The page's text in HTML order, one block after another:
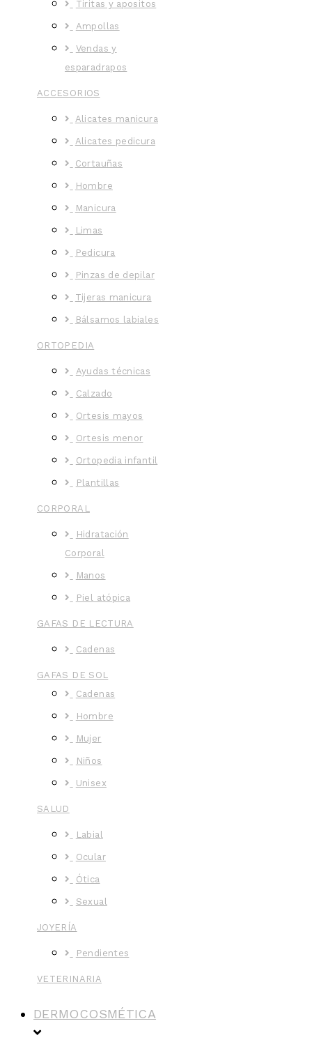
Tiritas y apositos
Ampollas
Vendas y
esparadrapos
ACCESORIOS
Alicates manicura
Alicates pedicura
Cortauñas
Hombre
Manicura
Limas
Pedicura
Pinzas de depilar
Tijeras manicura
Bálsamos labiales
ORTOPEDIA
Ayudas técnicas
Calzado
Ortesis mayos
Ortesis menor
Ortopedia infantil
Plantillas
CORPORAL
Hidratación
Corporal
Manos
Piel atópica
GAFAS DE LECTURA
Cadenas
GAFAS DE SOL
Cadenas
Hombre
Mujer
Niños
Unisex
SALUD
Labial
Ocular
Ótica
Sexual
JOYERÍA
Pendientes
VETERINARIA
DERMOCOSMÉTICA